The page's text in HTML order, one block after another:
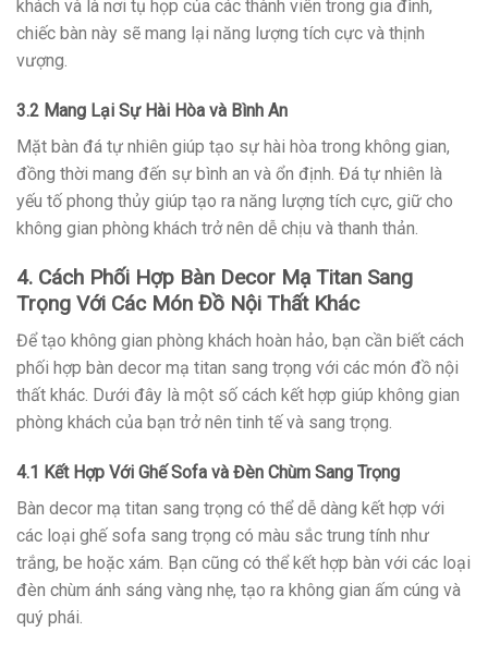
khách và là nơi tụ họp của các thành viên trong gia đình,
chiếc bàn này sẽ mang lại năng lượng tích cực và thịnh
vượng.
3.2 Mang Lại Sự Hài Hòa và Bình An
Mặt bàn đá tự nhiên giúp tạo sự hài hòa trong không gian,
đồng thời mang đến sự bình an và ổn định. Đá tự nhiên là
yếu tố phong thủy giúp tạo ra năng lượng tích cực, giữ cho
không gian phòng khách trở nên dễ chịu và thanh thản.
4. Cách Phối Hợp Bàn Decor Mạ Titan Sang
Trọng Với Các Món Đồ Nội Thất Khác
Để tạo không gian phòng khách hoàn hảo, bạn cần biết cách
phối hợp bàn decor mạ titan sang trọng với các món đồ nội
thất khác. Dưới đây là một số cách kết hợp giúp không gian
phòng khách của bạn trở nên tinh tế và sang trọng.
4.1 Kết Hợp Với Ghế Sofa và Đèn Chùm Sang Trọng
Bàn decor mạ titan sang trọng có thể dễ dàng kết hợp với
các loại ghế sofa sang trọng có màu sắc trung tính như
trắng, be hoặc xám. Bạn cũng có thể kết hợp bàn với các loại
đèn chùm ánh sáng vàng nhẹ, tạo ra không gian ấm cúng và
quý phái.